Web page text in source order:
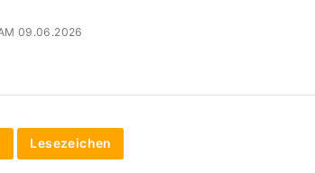
09.06.2026
Lesezeichen